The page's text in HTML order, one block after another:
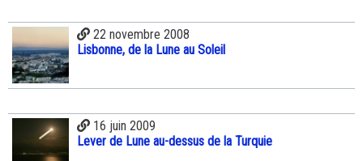
22 novembre 2008
Lisbonne, de la Lune au Soleil
16 juin 2009
Lever de Lune au-dessus de la Turquie